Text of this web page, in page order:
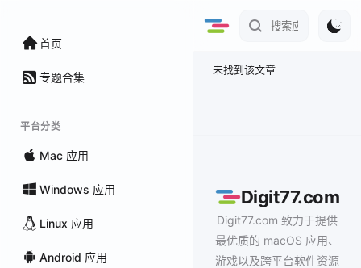
首页
专题合集
平台分类
Mac 应用
Windows 应用
Linux 应用
Android 应用
未找到该文章
Digit77.com
Digit77.com 致力于提供
最优质的 macOS 应用、
游戏以及跨平台软件资源